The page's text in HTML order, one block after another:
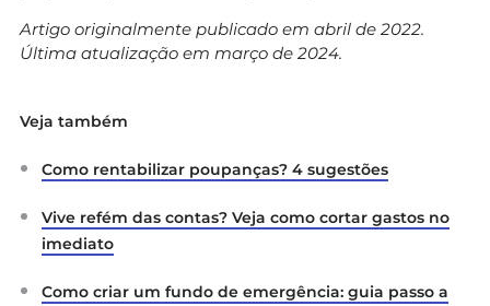
Artigo originalmente publicado em abril de 2022.
Última atualização em março de 2024.
Veja também
Como rentabilizar poupanças? 4 sugestões
Vive refém das contas? Veja como cortar gastos no
imediato
Como criar um fundo de emergência: guia passo a